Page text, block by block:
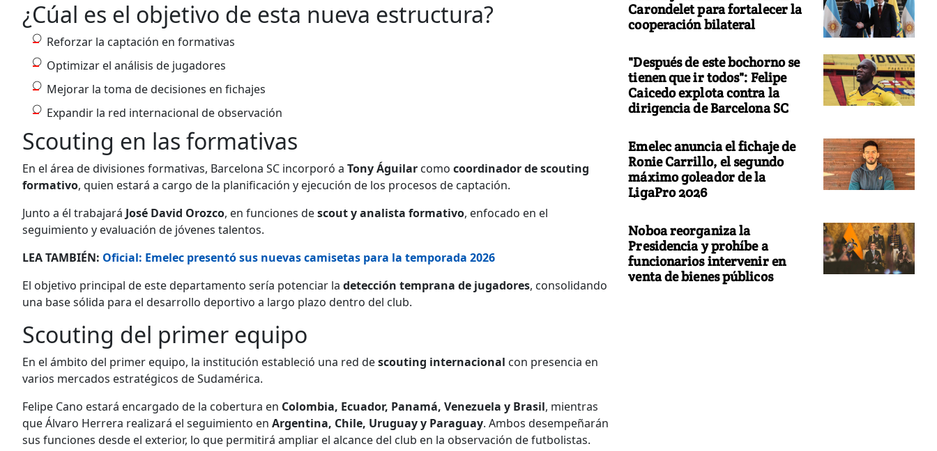
¿Cúal es el objetivo de esta nueva estructura?
Reforzar la captación en formativas
Optimizar el análisis de jugadores
Mejorar la toma de decisiones en fichajes
Expandir la red internacional de observación
Scouting en las formativas
En el área de divisiones formativas, Barcelona SC incorporó a Tony Águilar como coordinador de scouting
formativo, quien estará a cargo de la planificación y ejecución de los procesos de captación.
Junto a él trabajará José David Orozco, en funciones descout y analista formativo, enfocado en el
seguimiento y evaluación de jóvenes talentos.
LEA TAMBIÉN: Oficial: Emelec presentó sus nuevas camisetas para la temporada 2026
El objetivo principal de este departamento sería potenciar la detección temprana de jugadores, consolidando
una base sólida para el desarrollo deportivo a largo plazo dentro del club.
Scouting del primer equipo
En el ámbito del primer equipo, la institución estableció una red descouting internacional con presencia en
varios mercados estratégicos de Sudamérica.
Felipe Cano estará encargado de la cobertura en Colombia, Ecuador, Panamá, Venezuela y Brasil, mientras
que Álvaro Herrera realizará el seguimiento en Argentina, Chile, Uruguay y Paraguay. Ambos desempeñarán
sus funciones desde el exterior, lo que permitirá ampliar el alcance del club en la observación de futbolistas.
Carondelet para fortalecer la
cooperación bilateral
"Después de este bochorno se
tienen que ir todos": Felipe
Caicedo explota contra la
dirigencia de Barcelona SC
Emelec anuncia el fichaje de
Ronie Carrillo, el segundo
máximo goleador de la
LigaPro 2026
Noboa reorganiza la
Presidencia y prohíbe a
funcionarios intervenir en
venta de bienes públicos